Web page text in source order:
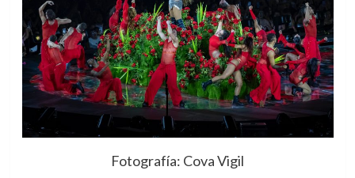
Fotografía: Cova Vigil